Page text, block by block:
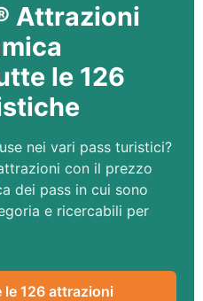
Attrazioni
le 126
nei vari pass turistici?
con il prezzo
dei pass in cui sono
e ricercabili per
126 attrazioni